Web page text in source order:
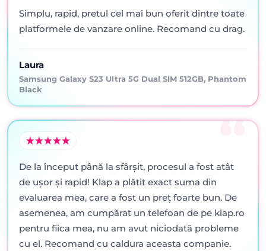
Simplu, rapid, pretul cel mai bun oferit dintre toate
platformele de vanzare online. Recomand cu drag.
Laura
Samsung Galaxy S23 Ultra 5G Dual SIM 512GB, Phantom
Black
De la început până la sfârșit, procesul a fost atât
de ușor și rapid! Klap a plătit exact suma din
evaluarea mea, care a fost un preț foarte bun. De
asemenea, am cumpărat un telefoan de pe klap.ro
pentru fiica mea, nu am avut niciodată probleme
cu el. Recomand cu caldura aceasta companie.